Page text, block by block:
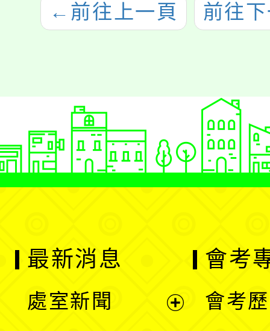
← 前往上一頁 前往
最新消息
處室新聞
會考
會考